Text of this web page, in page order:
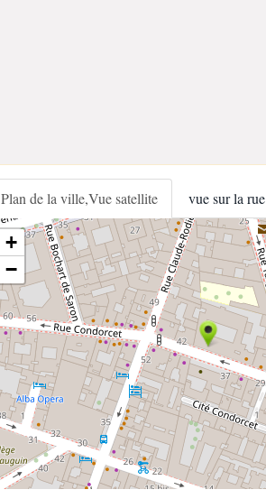
Plan de la ville,Vue satellite vue sur la rue
+
−